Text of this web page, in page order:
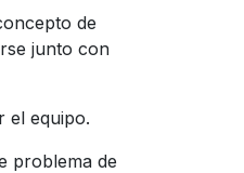
de
junto con
el equipo.
problema de